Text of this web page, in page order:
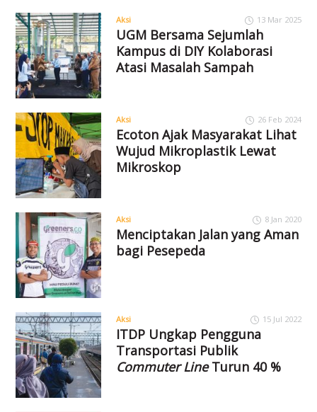
Aksi 13 Mar 2025
UGM Bersama Sejumlah
Kampus di DIY Kolaborasi
Atasi Masalah Sampah
Aksi 26 Feb 2024
Ecoton Ajak Masyarakat Lihat
Wujud Mikroplastik Lewat
Mikroskop
Aksi 8 Jan 2020
Menciptakan Jalan yang Aman
bagi Pesepeda
Aksi 15 Jul 2022
ITDP Ungkap Pengguna
Transportasi Publik
Commuter LineTurun 40 %